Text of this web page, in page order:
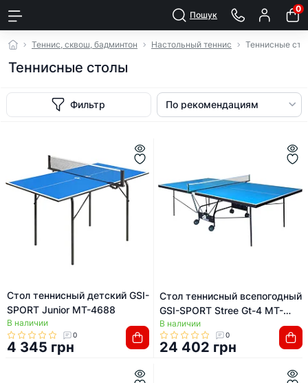
Пошук
0
Теннис, сквош, бадминтон Настольный теннис Теннисные
Теннисные столы
Фильтр
Стол теннисный детский GSI-
SPORT Junior MT-4688
В наличии
0
4 345 грн
Стол теннисный всепогодный
GSI-SPORT Stree Gt-4 MT-
3471
В наличии
0
24 402 грн